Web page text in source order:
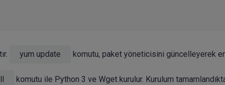
yum update komutu, paket yöneticisini güncelleyerek
komutu ile Python 3 ve Wget kurulur. Kurulum